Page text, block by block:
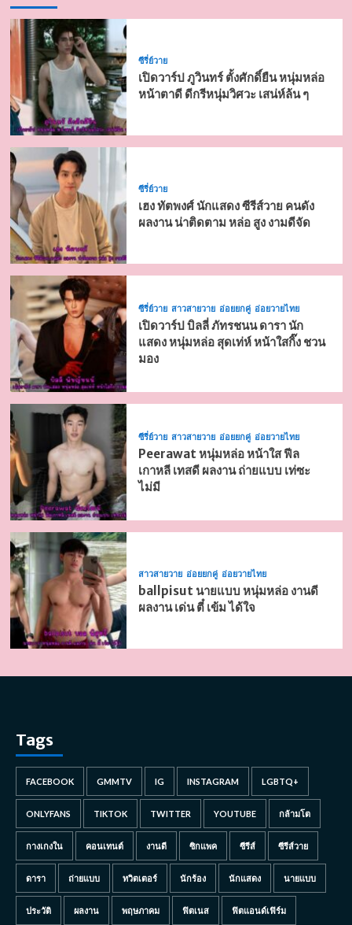
ซีรี่ย์วาย
เปิดวาร์ป ภูวินทร์ ตั้งศักดิ์ยืน หนุ่มหล่อ
หน้าตาดี ดีกรีหนุ่มวิศวะ เสน่ห์ล้น ๆ
ซีรี่ย์วาย
เฮง ทัตพงศ์ นักแสดง ซีรีส์วาย คนดัง
ผลงาน น่าติดตาม หล่อ สูง งามดีจัด
ซีรี่ย์วาย สาวสายวาย อ่อยยกคู่ อ่อยวายไทย
เปิดวาร์ป บิลลี่ ภัทรชนน ดารา นัก
แสดง หนุ่มหล่อ สุดเท่ห์ หน้าใสกิ๊ง ชวน
มอง
ซีรี่ย์วาย สาวสายวาย อ่อยยกคู่ อ่อยวายไทย
Peerawat หนุ่มหล่อ หน้าใส ฟีล
เกาหลี เทสดี ผลงาน ถ่ายแบบ เท่ซะ
ไม่มี
สาวสายวาย อ่อยยกคู่ อ่อยวายไทย
ballpisut นายแบบ หนุ่มหล่อ งานดี
ผลงาน เด่น ตี๋ เข้ม ได้ใจ
Tags
FACEBOOK GMMTV IG INSTAGRAM LGBTQ+
ONLYFANS TIKTOK TWITTER YOUTUBE กล้ามโต
กางเกงใน คอนเทนต์ งานดี ซิกแพค ซีรีส์ ซีรีส์วาย
ดารา ถ่ายแบบ ทวิตเตอร์ นักร้อง นักแสดง นายแบบ
ประวัติ ผลงาน พฤษภาคม ฟิตเนส ฟิตแอนด์เฟิร์ม